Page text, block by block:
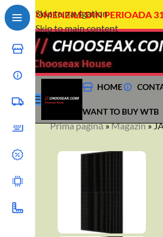
Skip to navigation
Skip to main content
COMENZILE DIN PERIOADA
HOME
WANT TO BUY WTB
Prima pagină»Magazin»